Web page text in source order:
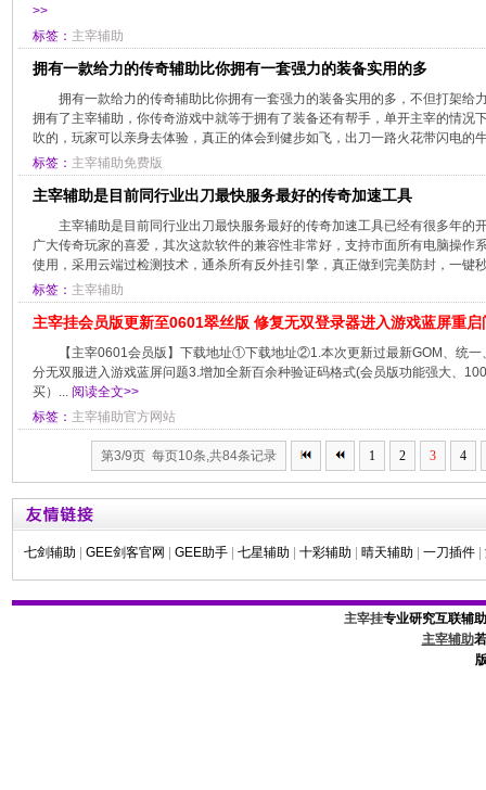
>>
标签： 主宰辅助
拥有一款给力的传奇辅助比你拥有一套强力的装备实用的多
拥有一款给力的传奇辅助比你拥有一套强力的装备实用的多，不但打架给
拥有了主宰辅助，你传奇游戏中就等于拥有了装备还有帮手，单开主宰的情况
吹的，玩家可以亲身去体验，真正的体会到健步如飞，出刀一路火花带闪电的
标签： 主宰辅助免费版
主宰辅助是目前同行业出刀最快服务最好的传奇加速工具
主宰辅助是目前同行业出刀最快服务最好的传奇加速工具已经有很多年的
广大传奇玩家的喜爱，其次这款软件的兼容性非常好，支持市面所有电脑操作
使用，采用云端过检测技术，通杀所有反外挂引擎，真正做到完美防封，一键
标签： 主宰辅助
主宰挂会员版更新至0601翠丝版 修复无双登录器进入游戏蓝屏重启
【主宰0601会员版】下载地址①下载地址②1.本次更新过最新GOM、统
分无双服进入游戏蓝屏问题3.增加全新百余种验证码格式(会员版功能强大、
买）... 阅读全文>>
标签： 主宰辅助官方网站
第3/9页 每页10条,共84条记录 1 2 3 4
七剑辅助 GEE剑客官网 GEE助手 七星辅助 十彩辅助 晴天辅助 一刀插件
主宰挂专业研究互联辅
主宰辅助